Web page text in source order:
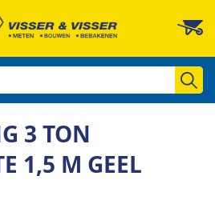
3 TON
1,5 M GEEL